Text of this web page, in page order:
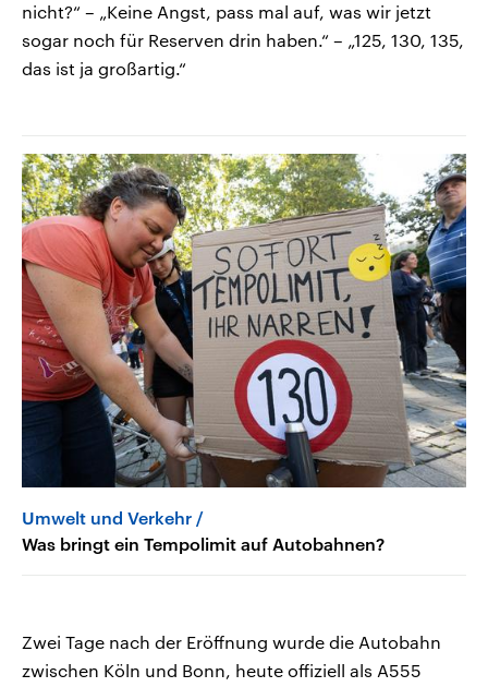
nicht?“ – „Keine Angst, pass mal auf, was wir jetzt
sogar noch für Reserven drin haben.“ – „125, 130, 135,
das ist ja großartig.“
Umwelt und Verkehr
Was bringt ein Tempolimit auf Autobahnen?
Zwei Tage nach der Eröffnung wurde die Autobahn
zwischen Köln und Bonn, heute offiziell als A555